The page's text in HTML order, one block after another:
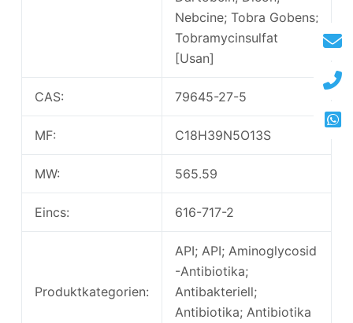
Nebcine; Tobra Gobens;
Tobramycinsulfat
[Usan]
CAS: 79645-27-5
MF: C18H39N5O13S
MW: 565.59
Eincs: 616-717-2
Produktkategorien:
API; API; Aminoglycosid
-Antibiotika;
Antibakteriell;
Antibiotika; Antibiotika